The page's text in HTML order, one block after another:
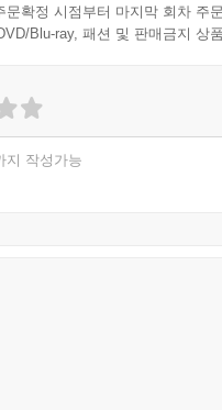
문확정 시점부터 마지막 회차 주
Blu-ray, 패션 및 판매금지 상
지 작성가능